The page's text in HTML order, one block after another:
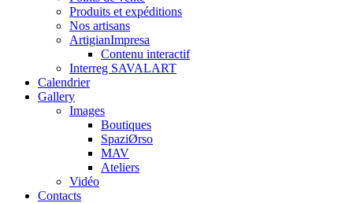
Produits et expéditions
Nos artisans
ArtigianImpresa
Contenu interactif
Interreg SAVALART
Calendrier
Gallery
Images
Boutiques
SpaziØrso
MAV
Ateliers
Vidéo
Contacts